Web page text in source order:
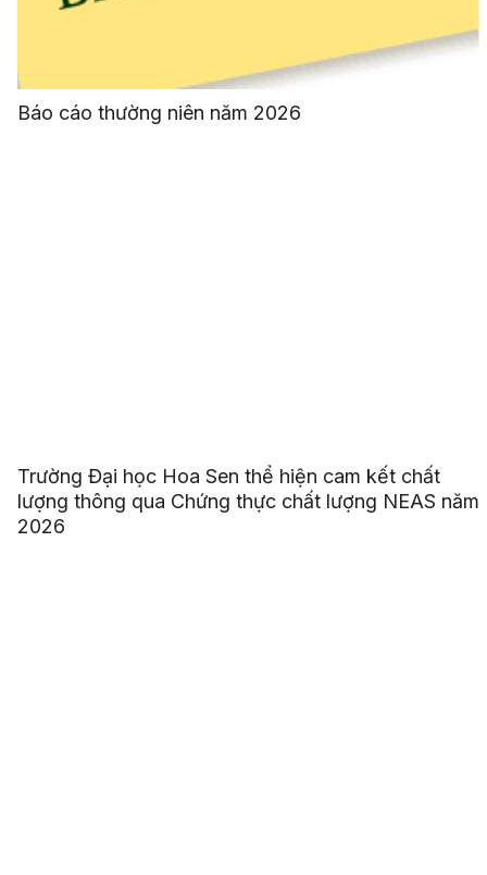
Báo cáo thường niên năm 2026
Trường Đại học Hoa Sen thể hiện cam kết chất
lượng thông qua Chứng thực chất lượng NEAS năm
2026